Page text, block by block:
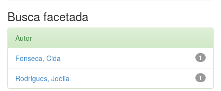
Busca facetada
Autor
1
Fonseca, Cida
1
Rodrigues, Joélia